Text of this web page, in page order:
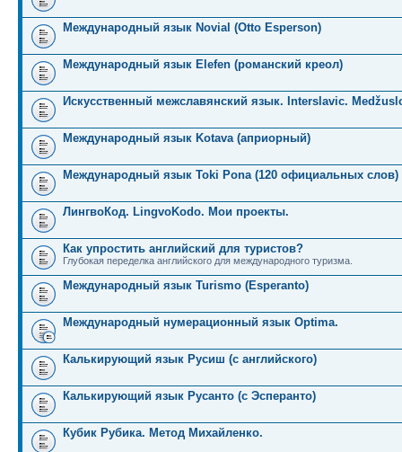
Международный язык Novial (Otto Esperson)
Международный язык Elefen (романский креол)
Искусственный межславянский язык. Interslavic.
Международный язык Kotava (априорный)
Международный язык Toki Pona (120 официальных слов)
ЛингвоКод. LingvoKodo. Мои проекты.
Как упростить английский для туристов?
Глубокая переделка английского для международного туризма.
Международный язык Turismo (Esperanto)
Международный нумерационный язык Optima.
Калькирующий язык Русиш (с английского)
Калькирующий язык Русанто (с Эсперанто)
Кубик Рубика. Метод Михайленко.